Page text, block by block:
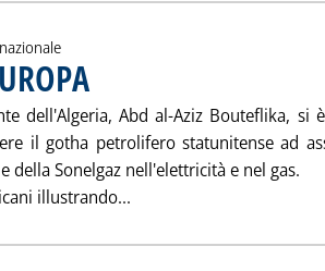
dell'Algeria, Abd al-Aziz Bouteflika, si
il gotha petrolifero statunitense ad
della Sonelgaz nell'elettricità e nel gas.
illustrando...